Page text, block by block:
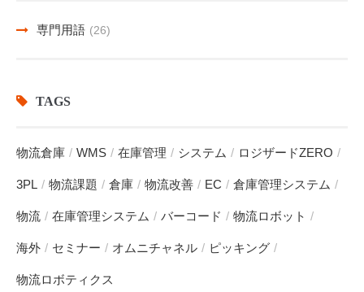
専門用語 (26)
TAGS
物流倉庫 WMS 在庫管理 システム ロジザードZERO
3PL 物流課題 倉庫 物流改善 EC 倉庫管理システム
物流 在庫管理システム バーコード 物流ロボット
海外 セミナー オムニチャネル ピッキング
物流ロボティクス